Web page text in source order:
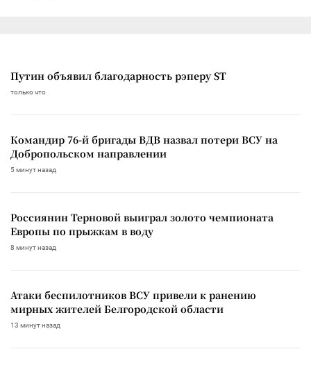
Путин объявил благодарность рэперу ST
только что
Командир 76-й бригады ВДВ назвал потери ВСУ на
Добропольском направлении
5 минут назад
Россиянин Терновой выиграл золото чемпионата
Европы по прыжкам в воду
8 минут назад
Атаки беспилотников ВСУ привели к ранению
мирных жителей Белгородской области
13 минут назад